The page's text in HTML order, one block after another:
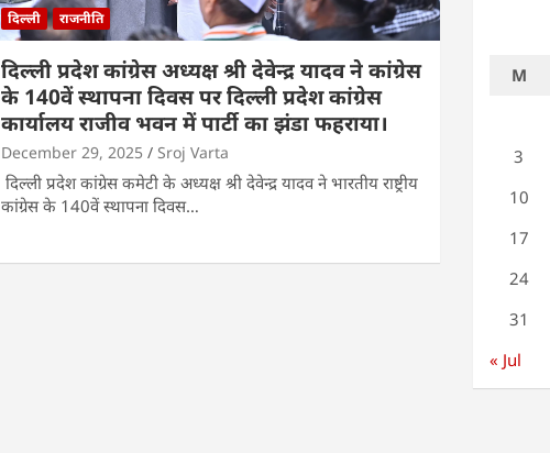
दिल्ली राजनीति
दिल्ली प्रदेश कांग्रेस अध्यक्ष श्री देवेन्द्र यादव ने कांग्रेस
के 140वें स्थापना दिवस पर दिल्ली प्रदेश कांग्रेस
कार्यालय राजीव भवन में पार्टी का झंडा फहराया।
December 29, 2025 Sroj Varta
दिल्ली प्रदेश कांग्रेस कमेटी के अध्यक्ष श्री देवेन्द्र यादव ने भारतीय राष्ट्रीय
कांग्रेस के 140वें स्थापना दिवस…
M
3
10
17
24
31
« Jul